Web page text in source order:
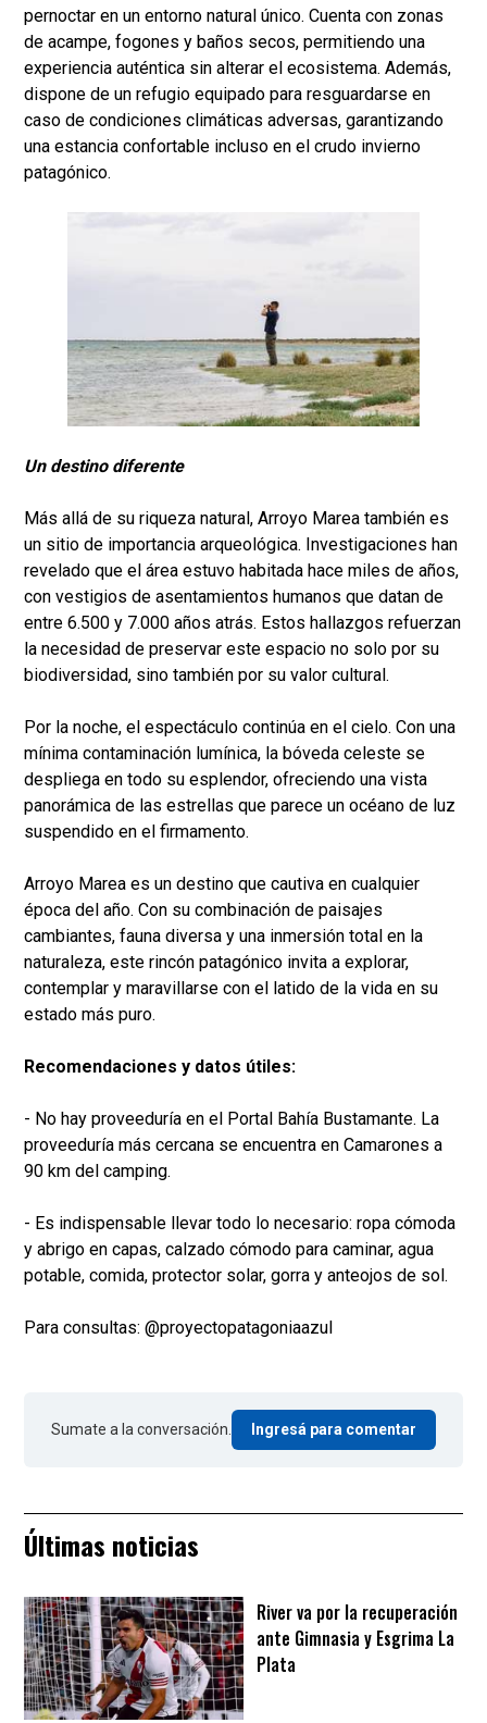
pernoctar en un entorno natural único. Cuenta con zonas
de acampe, fogones y baños secos, permitiendo una
experiencia auténtica sin alterar el ecosistema. Además,
dispone de un refugio equipado para resguardarse en
caso de condiciones climáticas adversas, garantizando
una estancia confortable incluso en el crudo invierno
patagónico.
Un destino diferente
Más allá de su riqueza natural, Arroyo Marea también es
un sitio de importancia arqueológica. Investigaciones han
revelado que el área estuvo habitada hace miles de años,
con vestigios de asentamientos humanos que datan de
entre 6.500 y 7.000 años atrás. Estos hallazgos refuerzan
la necesidad de preservar este espacio no solo por su
biodiversidad, sino también por su valor cultural.
Por la noche, el espectáculo continúa en el cielo. Con una
mínima contaminación lumínica, la bóveda celeste se
despliega en todo su esplendor, ofreciendo una vista
panorámica de las estrellas que parece un océano de luz
suspendido en el firmamento.
Arroyo Marea es un destino que cautiva en cualquier
época del año. Con su combinación de paisajes
cambiantes, fauna diversa y una inmersión total en la
naturaleza, este rincón patagónico invita a explorar,
contemplar y maravillarse con el latido de la vida en su
estado más puro.
Recomendaciones y datos útiles:
- No hay proveeduría en el Portal Bahía Bustamante. La
proveeduría más cercana se encuentra en Camarones a
90 km del camping.
- Es indispensable llevar todo lo necesario: ropa cómoda
y abrigo en capas, calzado cómodo para caminar, agua
potable, comida, protector solar, gorra y anteojos de sol.
Para consultas: @proyectopatagoniaazul
Sumate a la conversación. Ingresá para comentar
Últimas noticias
River va por la recuperación
ante Gimnasia y Esgrima La
Plata